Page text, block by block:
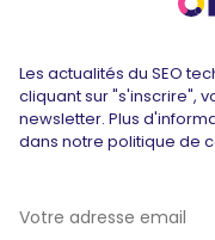
Les actualités du SEO
cliquant sur "s'inscrire",
newsletter. Plus
dans notre politique de